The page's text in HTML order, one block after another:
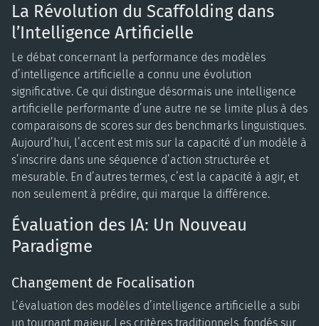
La Révolution du Scaffolding dans
l’Intelligence Artificielle
Le débat concernant la performance des modèles
d’intelligence artificielle a connu une évolution
significative. Ce qui distingue désormais une intelligence
artificielle performante d’une autre ne se limite plus à des
comparaisons de scores sur des benchmarks linguistiques.
Aujourd’hui, l’accent est mis sur la capacité d’un modèle à
s’inscrire dans une séquence d’action structurée et
mesurable. En d’autres termes, c’est la capacité à agir, et
non seulement à prédire, qui marque la différence.
Évaluation des IA: Un Nouveau
Paradigme
Changement de Focalisation
L’évaluation des modèles d’intelligence artificielle a subi
un tournant majeur. Les critères traditionnels, fondés sur